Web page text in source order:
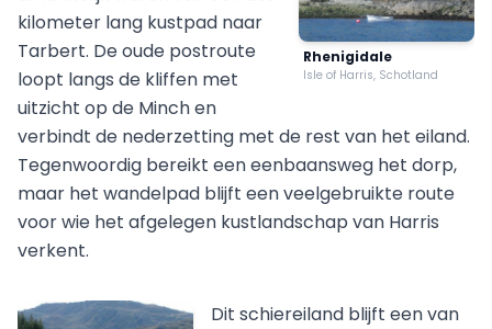
Rhenigidale
Isle of Harris, Schotland
kilometer lang kustpad naar
Tarbert. De oude postroute
loopt langs de kliffen met
uitzicht op de Minch en
verbindt de nederzetting met de rest van het eiland.
Tegenwoordig bereikt een eenbaansweg het dorp,
maar het wandelpad blijft een veelgebruikte route
voor wie het afgelegen kustlandschap van Harris
verkent.
Dit schiereiland blijft een van